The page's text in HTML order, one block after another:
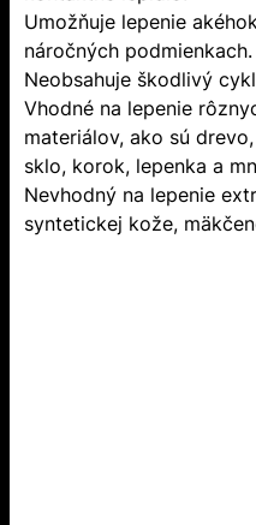
Umožňuje lepenie
náročných podmienkach.
Neobsahuje škodlivý
Vhodné na lepenie
materiálov, ako sú
sklo, korok, lepenka a
Nevhodný na lepenie
syntetickej kože,